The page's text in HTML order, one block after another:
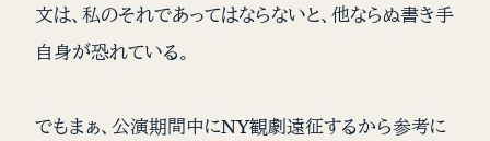
文は、私のそれであってはならないと、他ならぬ書き手
自身が恐れている。
でもまぁ、公演期間中にNY観劇遠征するから参考に